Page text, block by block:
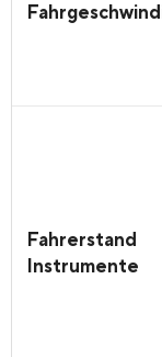
Fahrerstand
Instrumente